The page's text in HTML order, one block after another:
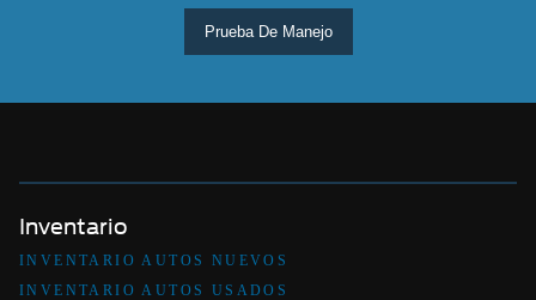
Prueba De Manejo
Inventario
INVENTARIO AUTOS NUEVOS
INVENTARIO AUTOS USADOS